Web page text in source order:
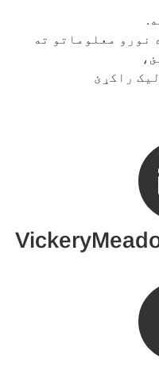
نورو معلوماتو ته
راکړئ